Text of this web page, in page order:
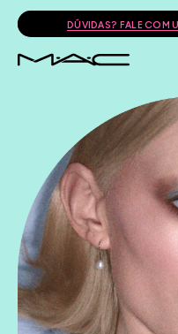
DÚVIDAS? FALE COM